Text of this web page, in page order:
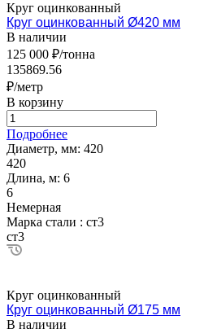
Круг оцинкованный
Круг оцинкованный Ø420 мм
В наличии
125 000 ₽/тонна
135869.56
₽/метр
В корзину
Подробнее
Диаметр, мм: 420
420
Длина, м: 6
6
Немерная
Марка стали : ст3
ст3
Круг оцинкованный
Круг оцинкованный Ø175 мм
В наличии